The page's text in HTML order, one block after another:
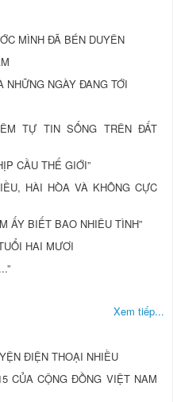
MÌNH ĐÃ BÉN DUYÊN
NHỮNG NGÀY ĐANG TỚI
TỰ TIN SỐNG TRÊN ĐẤT
CẦU THẾ GIỚI”
HÀI HÒA VÀ KHÔNG CỰC
ẤY BIẾT BAO NHIÊU TÌNH”
HAI MƯƠI
Xem tiếp...
ĐIỆN THOẠI NHIỀU
CỦA CỘNG ĐỒNG VIỆT NAM